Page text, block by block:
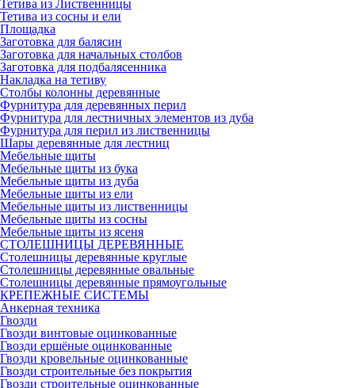
Тетива из Лиственницы
Тетива из сосны и ели
Площадка
Заготовка для балясин
Заготовка для начальных столбов
Заготовка для подбалясенника
Накладка на тетиву
Столбы колонны деревянные
Фурнитура для деревянных перил
Фурнитура для лестничных элементов из дуба
Фурнитура для перил из лиственницы
Шары деревянные для лестниц
Мебельные щиты
Мебельные щиты из бука
Мебельные щиты из дуба
Мебельные щиты из ели
Мебельные щиты из лиственницы
Мебельные щиты из сосны
Мебельные щиты из ясеня
СТОЛЕШНИЦЫ ДЕРЕВЯННЫЕ
Столешницы деревянные круглые
Столешницы деревянные овальные
Столешницы деревянные прямоугольные
КРЕПЕЖНЫЕ СИСТЕМЫ
Анкерная техника
Гвозди
Гвозди винтовые оцинкованные
Гвозди ершёные оцинкованные
Гвозди кровельные оцинкованные
Гвозди строительные без покрытия
Гвозди строительные оцинкованные